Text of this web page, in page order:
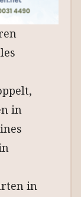
in
in